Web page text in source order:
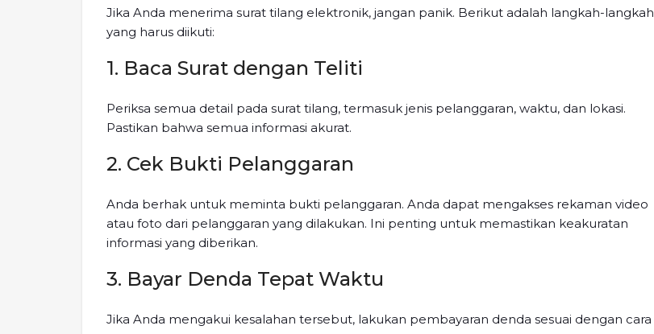
Jika Anda menerima surat tilang elektronik, jangan panik. Berikut adalah langkah-langkah
yang harus diikuti:
1. Baca Surat dengan Teliti
Periksa semua detail pada surat tilang, termasuk jenis pelanggaran, waktu, dan lokasi.
Pastikan bahwa semua informasi akurat.
2. Cek Bukti Pelanggaran
Anda berhak untuk meminta bukti pelanggaran. Anda dapat mengakses rekaman video
atau foto dari pelanggaran yang dilakukan. Ini penting untuk memastikan keakuratan
informasi yang diberikan.
3. Bayar Denda Tepat Waktu
Jika Anda mengakui kesalahan tersebut, lakukan pembayaran denda sesuai dengan cara